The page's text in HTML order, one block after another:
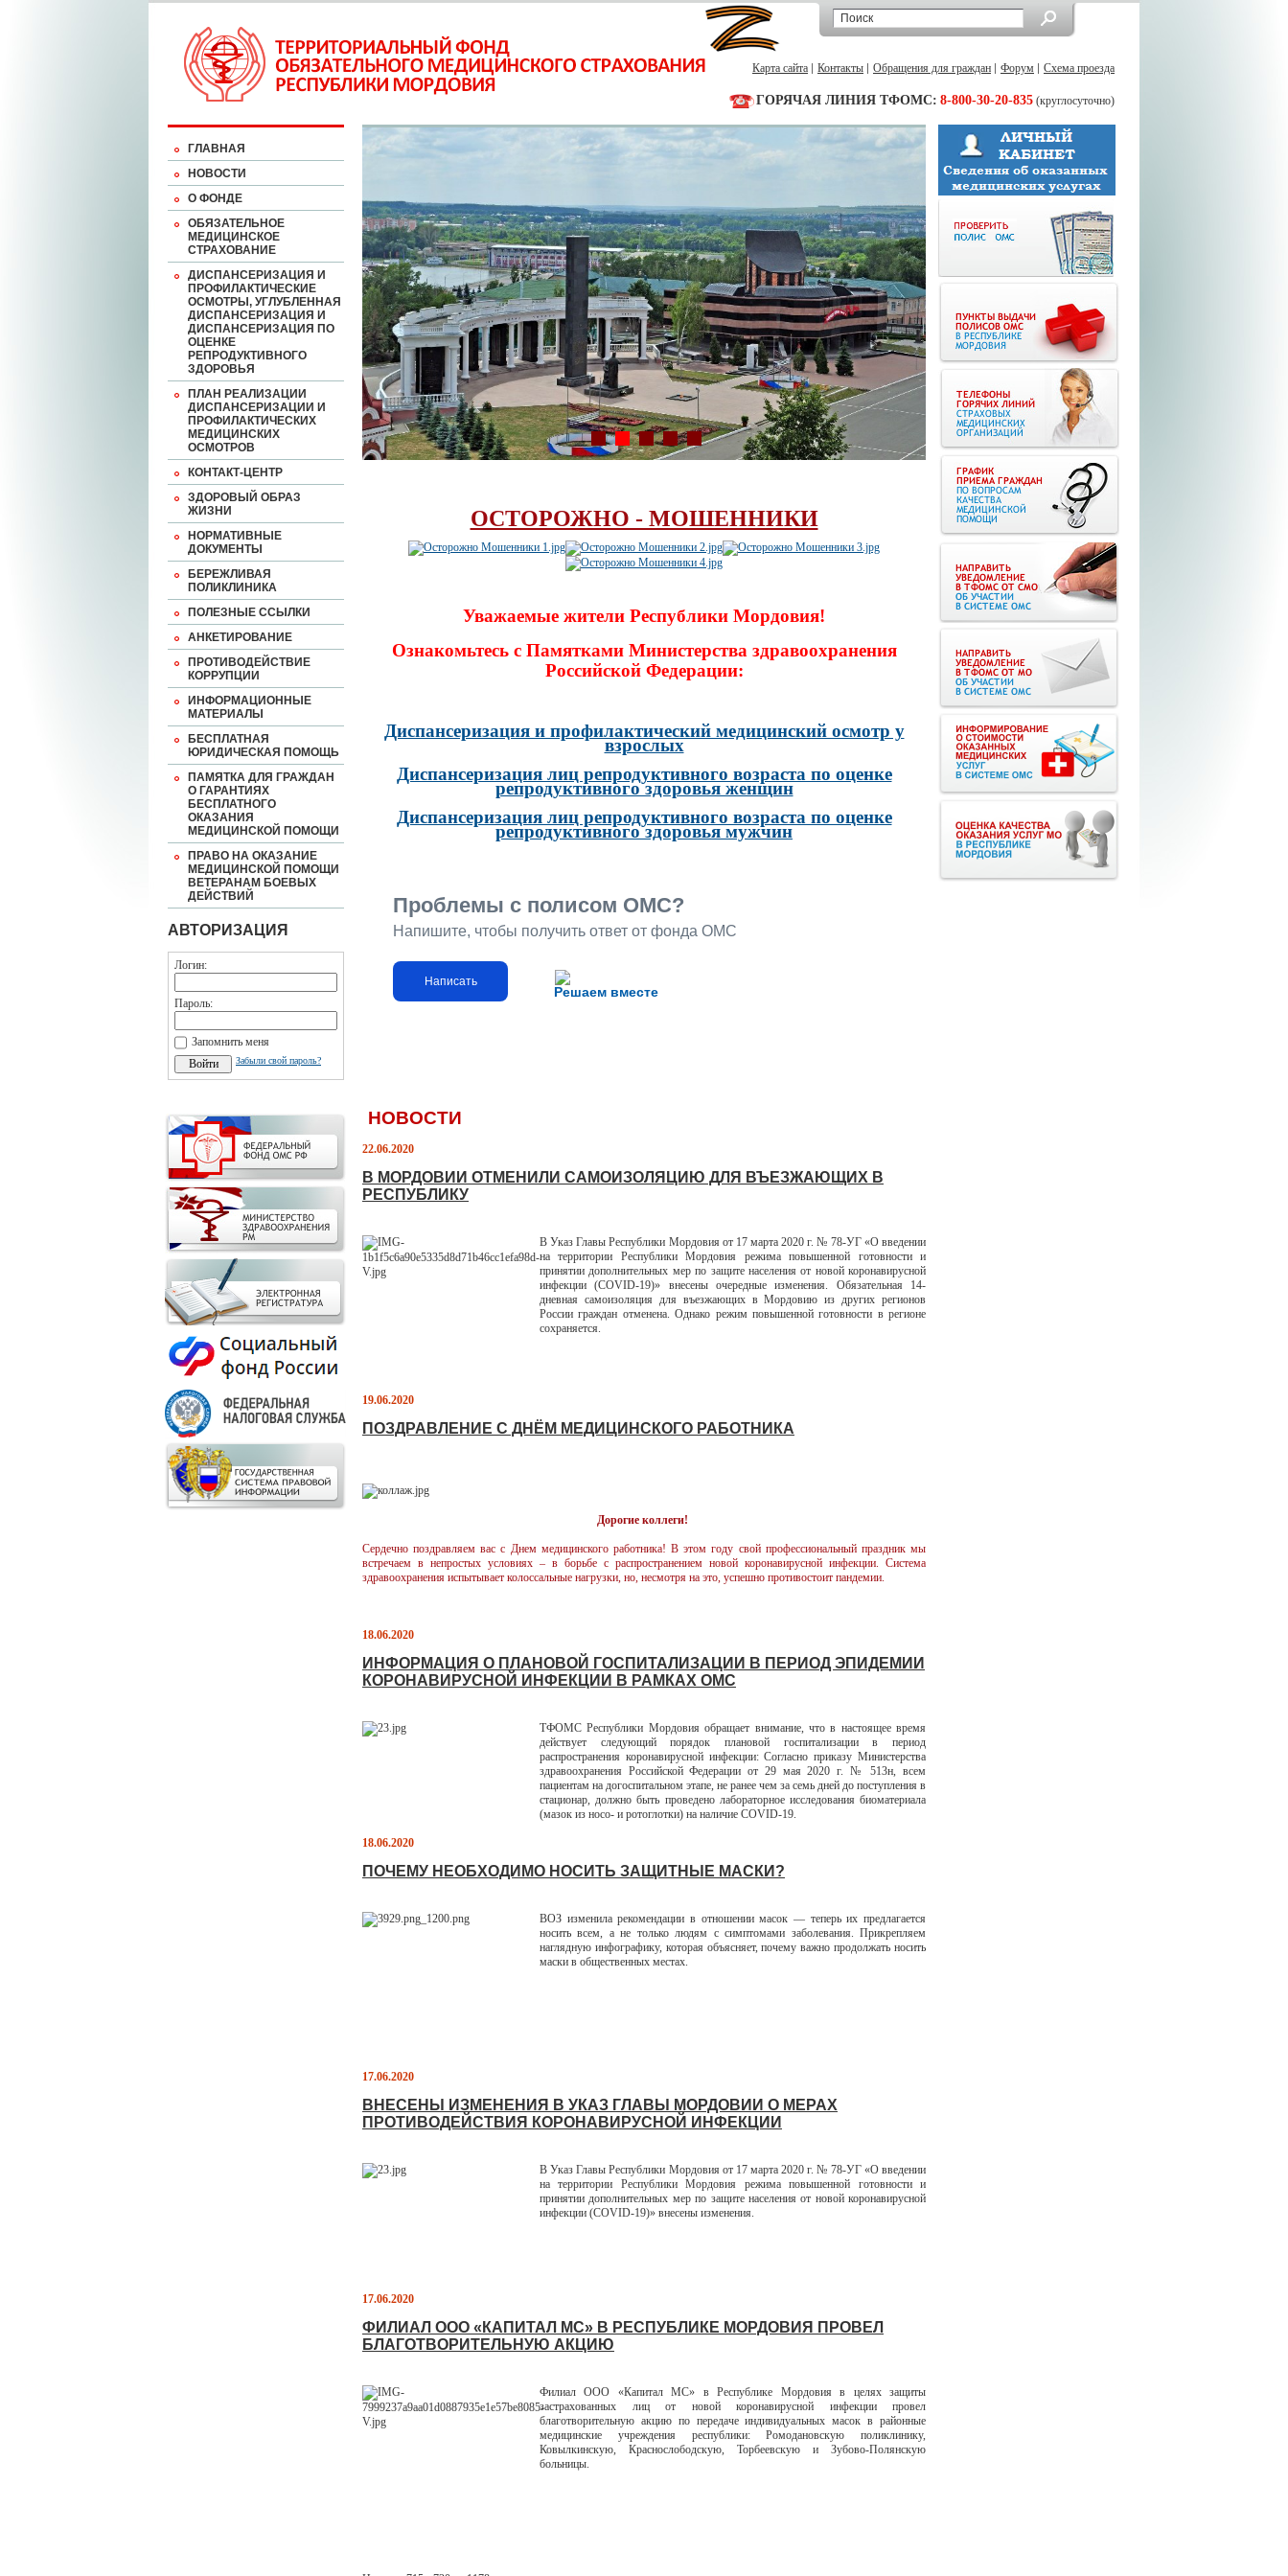
Карта сайта Контакты Обращения для граждан Форум Схема проезда
ГОРЯЧАЯ ЛИНИЯ ТФОМС: 8-800-30-20-835 (круглосуточно)
ГЛАВНАЯ
НОВОСТИ
О ФОНДЕ
ОБЯЗАТЕЛЬНОЕ
МЕДИЦИНСКОЕ
СТРАХОВАНИЕ
ДИСПАНСЕРИЗАЦИЯ И
ПРОФИЛАКТИЧЕСКИЕ
ОСМОТРЫ, УГЛУБЛЕННАЯ
ДИСПАНСЕРИЗАЦИЯ И
ДИСПАНСЕРИЗАЦИЯ ПО
ОЦЕНКЕ
РЕПРОДУКТИВНОГО
ЗДОРОВЬЯ
ПЛАН РЕАЛИЗАЦИИ
ДИСПАНСЕРИЗАЦИИ И
ПРОФИЛАКТИЧЕСКИХ
МЕДИЦИНСКИХ
ОСМОТРОВ
КОНТАКТ-ЦЕНТР
ЗДОРОВЫЙ ОБРАЗ
ЖИЗНИ
НОРМАТИВНЫЕ
ДОКУМЕНТЫ
БЕРЕЖЛИВАЯ
ПОЛИКЛИНИКА
ПОЛЕЗНЫЕ ССЫЛКИ
АНКЕТИРОВАНИЕ
ПРОТИВОДЕЙСТВИЕ
КОРРУПЦИИ
ИНФОРМАЦИОННЫЕ
МАТЕРИАЛЫ
БЕСПЛАТНАЯ
ЮРИДИЧЕСКАЯ ПОМОЩЬ
ПАМЯТКА ДЛЯ ГРАЖДАН
О ГАРАНТИЯХ
БЕСПЛАТНОГО
ОКАЗАНИЯ
МЕДИЦИНСКОЙ ПОМОЩИ
ПРАВО НА ОКАЗАНИЕ
МЕДИЦИНСКОЙ ПОМОЩИ
ВЕТЕРАНАМ БОЕВЫХ
ДЕЙСТВИЙ
АВТОРИЗАЦИЯ
Логин:
Пароль:
Запомнить меня
Забыли свой пароль?
ОСТОРОЖНО - МОШЕННИКИ
Уважаемые жители Республики Мордовия!
Ознакомьтесь с Памятками Министерства здравоохранения
Российской Федерации:
Диспансеризация и профилактический медицинский осмотр у
взрослых
Диспансеризация лиц репродуктивного возраста по оценке
репродуктивного здоровья женщин
Диспансеризация лиц репродуктивного возраста по оценке
репродуктивного здоровья мужчин
Решаем вместе
Проблемы с полисом ОМС?
Напишите, чтобы получить ответ от фонда ОМС
Написать
НОВОСТИ
22.06.2020
В МОРДОВИИ ОТМЕНИЛИ САМОИЗОЛЯЦИЮ ДЛЯ ВЪЕЗЖАЮЩИХ В
РЕСПУБЛИКУ
В Указ Главы Республики Мордовия от 17 марта 2020 г. № 78-УГ «О введении
на территории Республики Мордовия режима повышенной готовности и
принятии дополнительных мер по защите населения от новой коронавирусной
инфекции (COVID-19)» внесены очередные изменения. Обязательная 14-
дневная самоизоляция для въезжающих в Мордовию из других регионов
России граждан отменена. Однако режим повышенной готовности в регионе
сохраняется.
19.06.2020
ПОЗДРАВЛЕНИЕ С ДНЁМ МЕДИЦИНСКОГО РАБОТНИКА
Дорогие коллеги!
Сердечно поздравляем вас с Днем медицинского работника! В этом году свой профессиональный праздник мы
встречаем в непростых условиях – в борьбе с распространением новой коронавирусной инфекции. Система
здравоохранения испытывает колоссальные нагрузки, но, несмотря на это, успешно противостоит пандемии.
18.06.2020
ИНФОРМАЦИЯ О ПЛАНОВОЙ ГОСПИТАЛИЗАЦИИ В ПЕРИОД ЭПИДЕМИИ
КОРОНАВИРУСНОЙ ИНФЕКЦИИ В РАМКАХ ОМС
ТФОМС Республики Мордовия обращает внимание, что в настоящее время
действует следующий порядок плановой госпитализации в период
распространения коронавирусной инфекции: Согласно приказу Министерства
здравоохранения Российской Федерации от 29 мая 2020 г. № 513н, всем
пациентам на догоспитальном этапе, не ранее чем за семь дней до поступления в
стационар, должно быть проведено лабораторное исследования биоматериала
(мазок из носо- и ротоглотки) на наличие COVID-19.
18.06.2020
ПОЧЕМУ НЕОБХОДИМО НОСИТЬ ЗАЩИТНЫЕ МАСКИ?
ВОЗ изменила рекомендации в отношении масок — теперь их предлагается
носить всем, а не только людям с симптомами заболевания. Прикрепляем
наглядную инфографику, которая объясняет, почему важно продолжать носить
маски в общественных местах.
17.06.2020
ВНЕСЕНЫ ИЗМЕНЕНИЯ В УКАЗ ГЛАВЫ МОРДОВИИ О МЕРАХ
ПРОТИВОДЕЙСТВИЯ КОРОНАВИРУСНОЙ ИНФЕКЦИИ
В Указ Главы Республики Мордовия от 17 марта 2020 г. № 78-УГ «О введении
на территории Республики Мордовия режима повышенной готовности и
принятии дополнительных мер по защите населения от новой коронавирусной
инфекции (COVID-19)» внесены изменения.
17.06.2020
ФИЛИАЛ ООО «КАПИТАЛ МС» В РЕСПУБЛИКЕ МОРДОВИЯ ПРОВЕЛ
БЛАГОТВОРИТЕЛЬНУЮ АКЦИЮ
Филиал ООО «Капитал МС» в Республике Мордовия в целях защиты
застрахованных лиц от новой коронавирусной инфекции провел
благотворительную акцию по передаче индивидуальных масок в районные
медицинские учреждения республики: Ромодановскую поликлинику,
Ковылкинскую, Краснослободскую, Торбеевскую и Зубово-Полянскую
больницы.